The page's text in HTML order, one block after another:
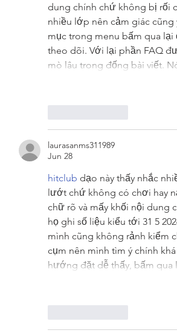
dung chính chứ không bị rối
nhiều lớp nên cảm giác
mục trong menu bấm qua
theo dõi. Với lại phần FAQ
mò lâu trong đống bài viết.
laurasanms311989
Jun 28
hitclub dạo này thấy nhắc
lướt chứ không có chơi hay
chữ rõ và mấy khối nội dung
họ ghi số liệu kiểu tới 31 5
mình cũng không rảnh kiểm
cụm nên mình tìm ý chính
hướng đặt dễ thấy, bấm